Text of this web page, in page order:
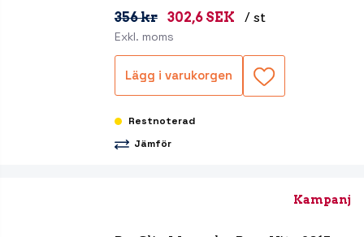
356 kr 302,6 SEK / st
Exkl. moms
Lägg i varukorgen
Restnoterad
Jämför
Kampanj